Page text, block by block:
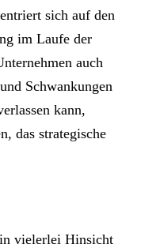
sich auf den
im Laufe der
auch
Schwankungen
kann,
das strategische
vielerlei Hinsicht